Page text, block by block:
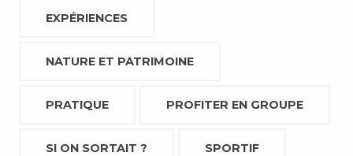
EXPÉRIENCES
NATURE ET PATRIMOINE
PRATIQUE PROFITER EN GROUPE
SI ON SORTAIT ? SPORTIF